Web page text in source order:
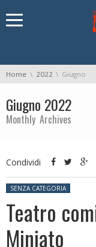
You are here:
Home 2022 Giugno
Giugno 2022
Monthly Archives
Condividi
Posted in:
SENZA CATEGORIA
Teatro
Miniato